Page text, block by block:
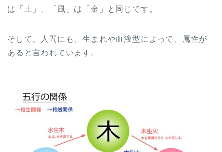
は「土」、「風」は「金」と同じです。
そして、人間にも、生まれや血液型によって、属性が
あると言われています。